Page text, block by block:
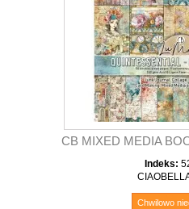
CB MIXED MEDIA
Indeks:
Chwilowo